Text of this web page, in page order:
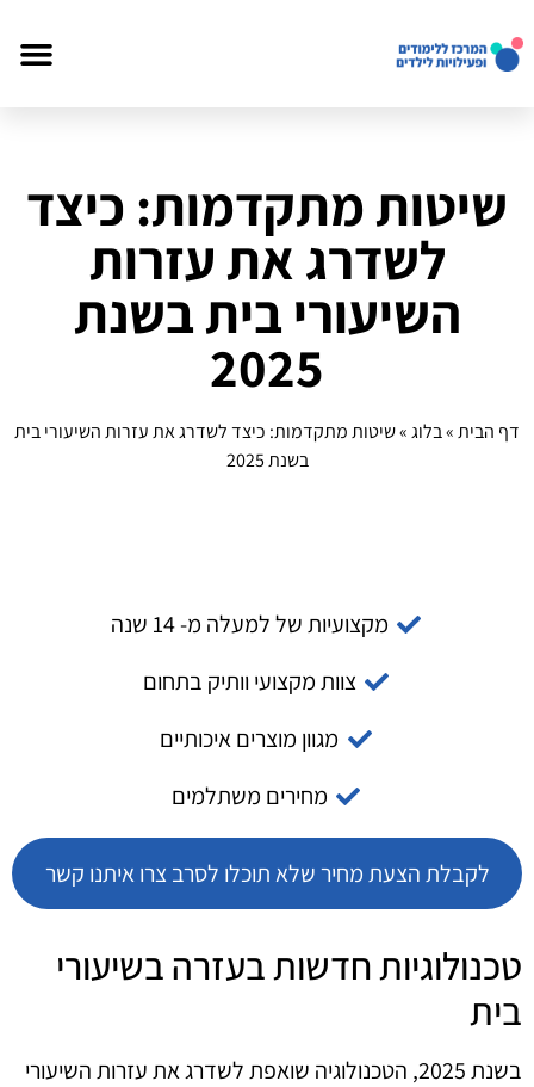
שיטות מתקדמות: כיצד
לשדרג את עזרות
השיעורי בית בשנת
2025
דף הבית»בלוג»שיטות מתקדמות: כיצד לשדרג את עזרות השיעורי בית
בשנת 2025
מקצועיות של למעלה מ- 14 שנה
צוות מקצועי וותיק בתחום
מגוון מוצרים איכותיים
מחירים משתלמים
לקבלת הצעת מחיר שלא תוכלו לסרב צרו איתנו קשר
טכנולוגיות חדשות בעזרה בשיעורי
בית
בשנת 2025, הטכנולוגיה שואפת לשדרג את עזרות השיעורי